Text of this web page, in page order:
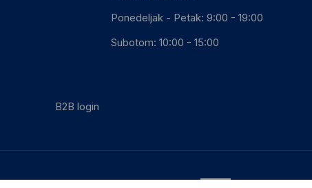
Ponedeljak - Petak: 9:00 - 19:00
Subotom: 10:00 - 15:00
B2B login